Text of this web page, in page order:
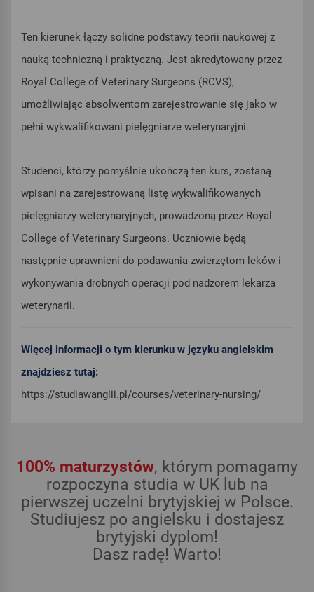
Ten kierunek łączy solidne podstawy teorii naukowej z
nauką techniczną i praktyczną. Jest akredytowany przez
Royal College of Veterinary Surgeons (RCVS),
umożliwiając absolwentom zarejestrowanie się jako w
pełni wykwalifikowani pielęgniarze weterynaryjni.
Studenci, którzy pomyślnie ukończą ten kurs, zostaną
wpisani na zarejestrowaną listę wykwalifikowanych
pielęgniarzy weterynaryjnych, prowadzoną przez Royal
College of Veterinary Surgeons. Uczniowie będą
następnie uprawnieni do podawania zwierzętom leków i
wykonywania drobnych operacji pod nadzorem lekarza
weterynarii.
Więcej informacji o tym kierunku w języku angielskim
znajdziesz tutaj:
https://studiawanglii.pl/courses/veterinary-nursing/
100% maturzystów, którym pomagamy
rozpoczyna studia w UK lub na
pierwszej uczelni brytyjskiej w Polsce.
Studiujesz po angielsku i dostajesz
brytyjski dyplom!
Dasz radę! Warto!